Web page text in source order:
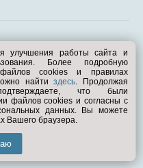
версию
улучшения работы сайта и
Более подробную
cookies и правилах
найтиздесь. Продолжая
что были
файлов cookies и согласны с
данных. Вы можете
Вашего браузера.